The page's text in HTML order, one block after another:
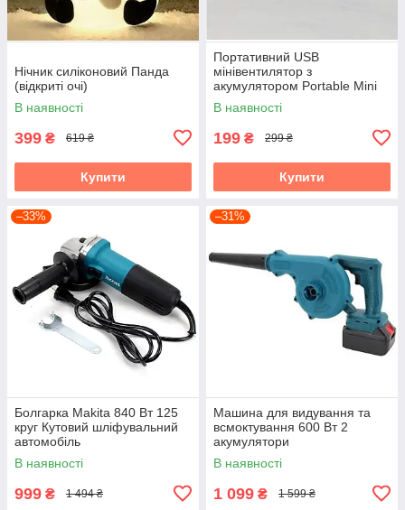
Нічник силіконовий Панда
(відкриті очі)
В наявності
399 ₴ 619 ₴
Купити
Портативний USB
мінівентилятор з
акумулятором Portable Mini
Fan (настільний)
В наявності
199 ₴ 299 ₴
Купити
–33%
Болгарка Makita 840 Вт 125
круг Кутовий шліфувальний
автомобіль
В наявності
999 ₴ 1 494 ₴
–31%
Машина для видування та
всмоктування 600 Вт 2
акумулятори
В наявності
1 099 ₴ 1 599 ₴